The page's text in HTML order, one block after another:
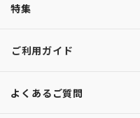
特集
ご利用ガイド
よくあるご質問